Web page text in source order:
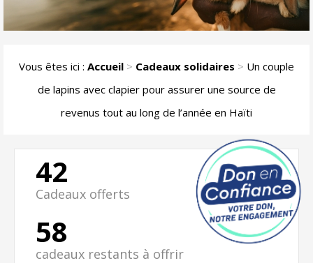
Vous êtes ici : Accueil > Cadeaux solidaires > Un couple
de lapins avec clapier pour assurer une source de
revenus tout au long de l’année en Haïti
42
Cadeaux offerts
58
cadeaux restants à offrir